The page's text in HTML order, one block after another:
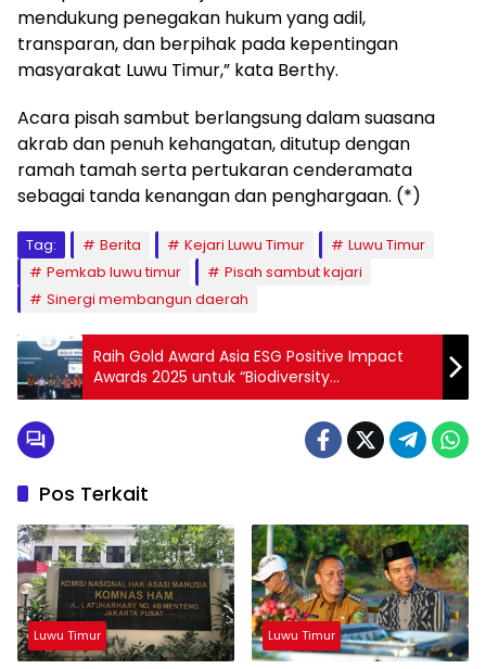
mendukung penegakan hukum yang adil,
transparan, dan berpihak pada kepentingan
masyarakat Luwu Timur,” kata Berthy.
Acara pisah sambut berlangsung dalam suasana
akrab dan penuh kehangatan, ditutup dengan
ramah tamah serta pertukaran cenderamata
sebagai tanda kenangan dan penghargaan. (*)
Tag: Berita Kejari Luwu Timur
Luwu Timur
Pemkab luwu timur
Pisah sambut kajari
Sinergi membangun daerah
Raih Gold Award Asia ESG Positive Impact
Awards 2025 untuk “Biodiversity
Conservation”, PT Vale Indonesia Jadi
Pelopor Pertambangan yang Memelihara
Pos Terkait
Luwu Timur Luwu Timur